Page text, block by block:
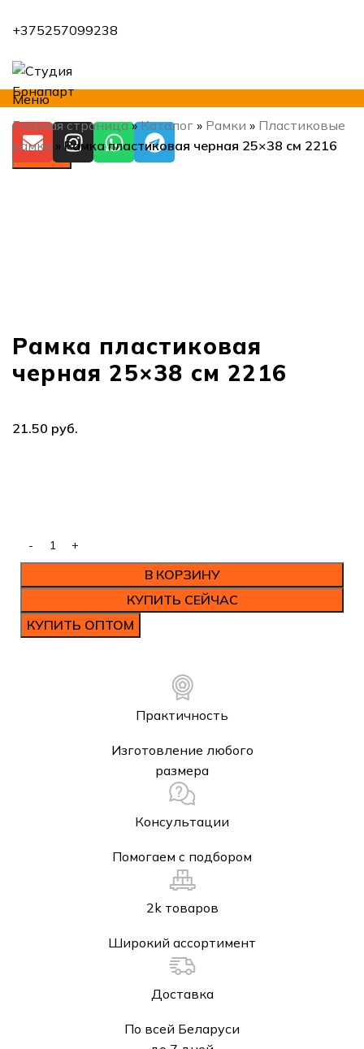
+375257099238
Меню
Искать
Главная страница»Каталог » Рамки » Пластиковые
рамки » Рамка пластиковая черная 25×38 см 2216
Рамка пластиковая
черная 25×38 см 2216
руб.
В КОРЗИНУ
КУПИТЬ СЕЙЧАС
КУПИТЬ ОПТОМ
Практичность
Изготовление любого
размера
Консультации
Помогаем с подбором
2k товаров
Широкий ассортимент
Доставка
По всей Беларуси